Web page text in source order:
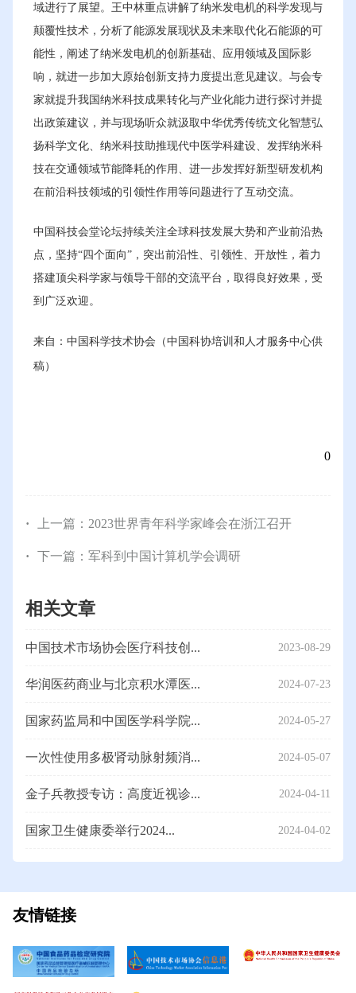
域进行了展望。王中林重点讲解了纳米发电机的科学发现与
颠覆性技术，分析了能源发展现状及未来取代化石能源的可
能性，阐述了纳米发电机的创新基础、应用领域及国际影
响，就进一步加大原始创新支持力度提出意见建议。与会专
家就提升我国纳米科技成果转化与产业化能力进行探讨并提
出政策建议，并与现场听众就汲取中华优秀传统文化智慧弘
扬科学文化、纳米科技助推现代中医学科建设、发挥纳米科
技在交通领域节能降耗的作用、进一步发挥好新型研发机构
在前沿科技领域的引领性作用等问题进行了互动交流。
中国科技会堂论坛持续关注全球科技发展大势和产业前沿热
点，坚持“四个面向”，突出前沿性、引领性、开放性，着力
搭建顶尖科学家与领导干部的交流平台，取得良好效果，受
到广泛欢迎。
来自：中国科学技术协会（中国科协培训和人才服务中心供
稿）
0
上一篇： 2023世界青年科学家峰会在浙江召开
下一篇： 军科到中国计算机学会调研
相关文章
中国技术市场协会医疗科技创... 2023-08-29
华润医药商业与北京积水潭医... 2024-07-23
国家药监局和中国医学科学院... 2024-05-27
一次性使用多极肾动脉射频消... 2024-05-07
金子兵教授专访：高度近视诊... 2024-04-11
国家卫生健康委举行2024... 2024-04-02
友情链接